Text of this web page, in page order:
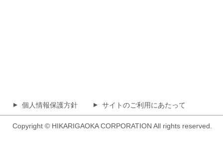
▲ 個人情報保護方針 ▲ サイトのご利用にあたって
Copyright © HIKARIGAOKA CORPORATION All rights reserved.